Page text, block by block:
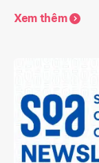
Xem thêm